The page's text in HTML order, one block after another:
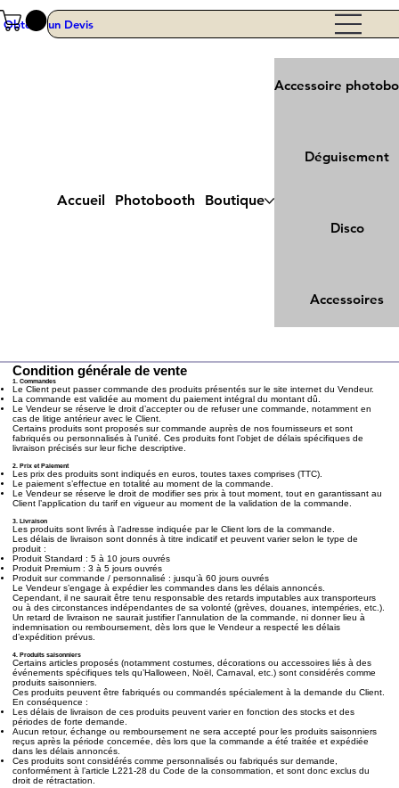
Accueil Photobooth Boutique
Accessoire
Déguisement
Disco
Accessoires
Obtenir un Devis
Condition générale de vente
1. Commandes
Le Client peut passer commande des produits présentés sur le site internet du Vendeur.
La commande est validée au moment du paiement intégral du montant dû.
Le Vendeur se réserve le droit d’accepter ou de refuser une commande, notamment en
cas de litige antérieur avec le Client.
Certains produits sont proposés sur commande auprès de nos fournisseurs et sont
fabriqués ou personnalisés à l’unité. Ces produits font l’objet de délais spécifiques de
livraison précisés sur leur fiche descriptive.
2. Prix et Paiement
Les prix des produits sont indiqués en euros, toutes taxes comprises (TTC).
Le paiement s’effectue en totalité au moment de la commande.
Le Vendeur se réserve le droit de modifier ses prix à tout moment, tout en garantissant au
Client l’application du tarif en vigueur au moment de la validation de la commande.
3. Livraison
Les produits sont livrés à l’adresse indiquée par le Client lors de la commande.
Les délais de livraison sont donnés à titre indicatif et peuvent varier selon le type de
produit :
Produit Standard : 5 à 10 jours ouvrés
Produit Premium : 3 à 5 jours ouvrés
Produit sur commande / personnalisé : jusqu’à 60 jours ouvrés
Le Vendeur s’engage à expédier les commandes dans les délais annoncés.
Cependant, il ne saurait être tenu responsable des retards imputables aux transporteurs
ou à des circonstances indépendantes de sa volonté (grèves, douanes, intempéries, etc.).
Un retard de livraison ne saurait justifier l’annulation de la commande, ni donner lieu à
indemnisation ou remboursement, dès lors que le Vendeur a respecté les délais
d’expédition prévus.
4. Produits saisonniers
Certains articles proposés (notamment costumes, décorations ou accessoires liés à des
événements spécifiques tels qu’Halloween, Noël, Carnaval, etc.) sont considérés comme
produits saisonniers.
Ces produits peuvent être fabriqués ou commandés spécialement à la demande du Client.
En conséquence :
Les délais de livraison de ces produits peuvent varier en fonction des stocks et des
périodes de forte demande.
Aucun retour, échange ou remboursement ne sera accepté pour les produits saisonniers
reçus après la période concernée, dès lors que la commande a été traitée et expédiée
dans les délais annoncés.
Ces produits sont considérés comme personnalisés ou fabriqués sur demande,
conformément à l’article L221-28 du Code de la consommation, et sont donc exclus du
droit de rétractation.